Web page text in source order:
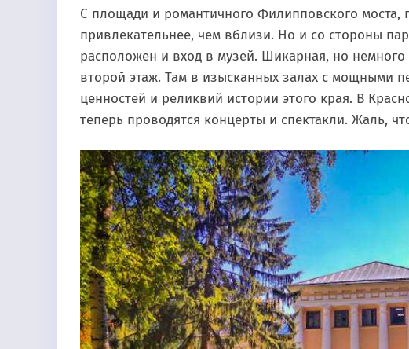
С площади и романтичного Филипповского моста,
привлекательнее, чем вблизи. Но и со стороны
расположен и вход в музей. Шикарная, но немного
второй этаж. Там в изысканных залах с мощными
ценностей и реликвий истории этого края. В
теперь проводятся концерты и спектакли. Жаль,